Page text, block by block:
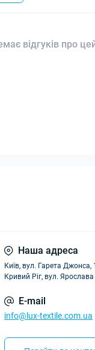
відгуків про
Наша адреса
Київ, вул. Гарета Джонса,
Кривий Ріг, вул.
E-mail
info@lux-textile.com.ua